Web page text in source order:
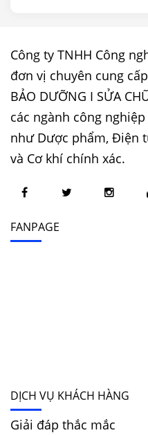
Công ty TNHH Công
đơn vị chuyên cung
BẢO DƯỠNG I SỬA
các ngành công
như Dược phẩm, Điện
và Cơ khí chính xác.
FANPAGE
DỊCH VỤ KHÁCH HÀNG
Giải đáp thắc mắc